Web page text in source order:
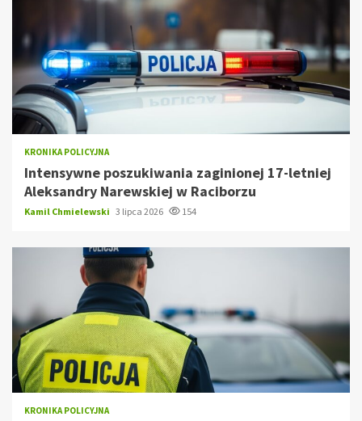
KRONIKA POLICYJNA
Intensywne poszukiwania zaginionej 17-letniej
Aleksandry Narewskiej w Raciborzu
Kamil Chmielewski 3 lipca 2026 154
KRONIKA POLICYJNA